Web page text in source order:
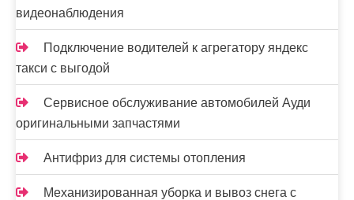
видеонаблюдения
Подключение водителей к агрегатору яндекс
такси с выгодой
Сервисное обслуживание автомобилей Ауди
оригинальными запчастями
Антифриз для системы отопления
Механизированная уборка и вывоз снега с